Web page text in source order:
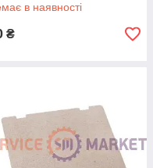
в наявності
₴